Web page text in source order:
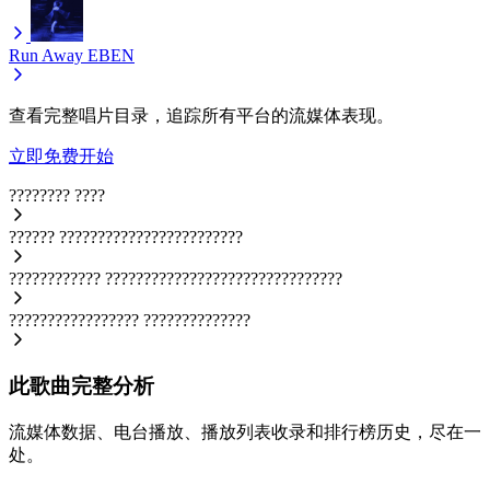
Run Away EBEN
查看完整唱片目录，追踪所有平台的流媒体表现。
立即免费开始
???????? ????
?????? ????????????????????????
???????????? ???????????????????????????????
????????????????? ??????????????
此歌曲完整分析
流媒体数据、电台播放、播放列表收录和排行榜历史，尽在一
处。